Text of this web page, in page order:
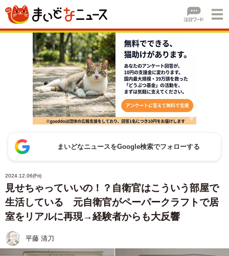
まいどなニュースをGoogle検索でフォローする
2024.12.06(Fri)
見せちゃっていいの！？自衛官はこういう部屋で
生活している 元自衛官がペーパークラフトで居
室をリアルに再現→経験者からも大反響
平藤 清刀